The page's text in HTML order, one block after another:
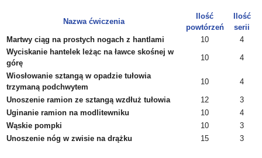
Nazwa ćwiczenia
Ilość
powtórzeń
Ilość
serii
Martwy ciąg na prostych nogach z hantlami
10
4
Wyciskanie hantelek leżąc na ławce skośnej w
górę
10 4
Wiosłowanie sztangą w opadzie tułowia
trzymaną podchwytem
10 4
Unoszenie ramion ze sztangą wzdłuż tułowia 12
3
Uginanie ramion na modlitewniku
10
4
Wąskie pompki
10
3
Unoszenie nóg w zwisie na drążku
15 3